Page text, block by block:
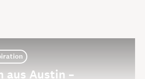
aus Austin –